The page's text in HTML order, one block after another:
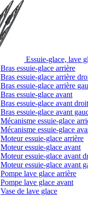
Essuie-glace, lave
Bras essuie-glace arrière
Bras essuie-glace arrière
Bras essuie-glace arrière
Bras essuie-glace avant
Bras essuie-glace avant droit
Bras essuie-glace avant
Mécanisme essuie-glace
Mécanisme essuie-glace
Moteur essuie-glace arrière
Moteur essuie-glace avant
Moteur essuie-glace avant
Moteur essuie-glace avant
Pompe lave glace arrière
Pompe lave glace avant
Vase de lave glace